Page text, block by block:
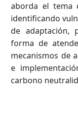
aborda el tema
identificando
de adaptación,
forma de
mecanismos de
e
carbono